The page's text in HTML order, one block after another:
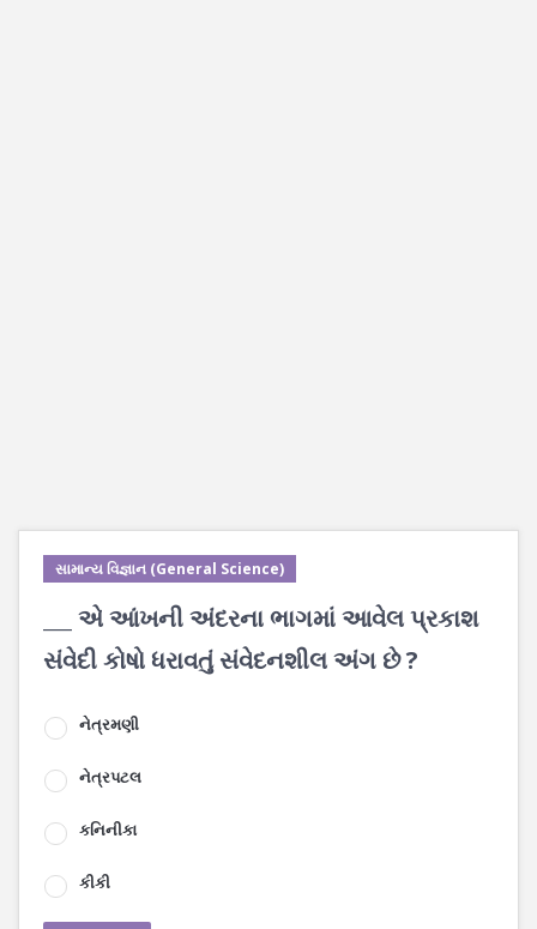
સામાન્ય વિજ્ઞાન (General Science)
___ એ આંખની અંદરના ભાગમાં આવેલ પ્રકાશ
સંવેદી કોષો ધરાવતું સંવેદનશીલ અંગ છે ?
નેત્રમણી
નેત્રપટલ
કનિનીકા
કીકી